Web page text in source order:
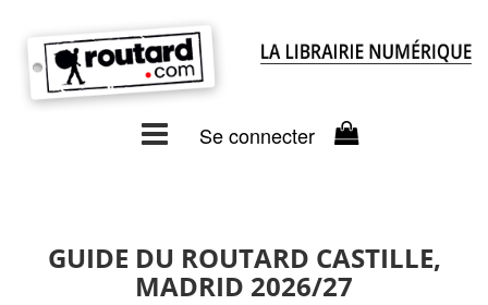
Se connecter
GUIDE DU ROUTARD CASTILLE,
MADRID 2026/27